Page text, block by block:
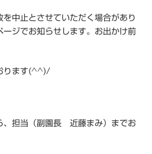
中止とさせていただく場合があり
ージでお知らせします。お出かけ前
ります(^^)/
、担当（副園長 近藤まみ）までお